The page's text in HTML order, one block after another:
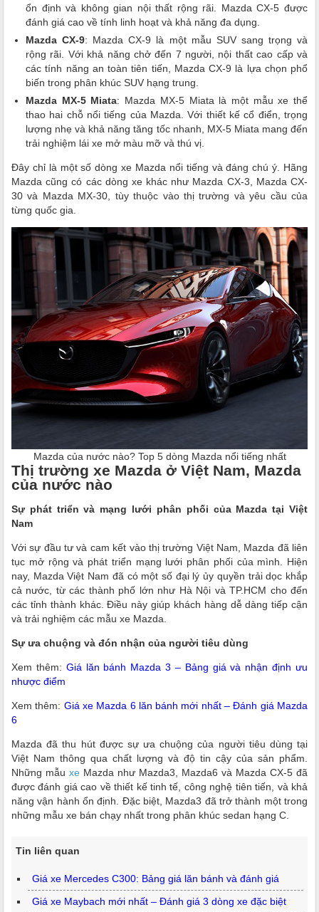
ổn định và không gian nội thất rộng rãi. Mazda CX-5 được
đánh giá cao về tính linh hoạt và khả năng đa dụng.
Mazda CX-9: Mazda CX-9 là một mẫu SUV sang trọng và
rộng rãi. Với khả năng chở đến 7 người, nội thất cao cấp và
các tính năng an toàn tiên tiến, Mazda CX-9 là lựa chọn phổ
biến trong phân khúc SUV hạng trung.
Mazda MX-5 Miata: Mazda MX-5 Miata là một mẫu xe thể
thao hai chỗ nổi tiếng của Mazda. Với thiết kế cổ điển, trọng
lượng nhẹ và khả năng tăng tốc nhanh, MX-5 Miata mang đến
trải nghiệm lái xe mở màu mỡ và thú vị.
Đây chỉ là một số dòng xe Mazda nổi tiếng và đáng chú ý. Hãng
Mazda cũng có các dòng xe khác như Mazda CX-3, Mazda CX-
30 và Mazda MX-30, tùy thuộc vào thị trường và yêu cầu của
từng quốc gia.
Mazda của nước nào? Top 5 dòng Mazda nổi tiếng nhất
Thị trường xe Mazda ở Việt Nam, Mazda
của nước nào
Sự phát triển và mạng lưới phân phối của Mazda tại Việt
Nam
Với sự đầu tư và cam kết vào thị trường Việt Nam, Mazda đã liên
tục mở rộng và phát triển mạng lưới phân phối của mình. Hiện
nay, Mazda Việt Nam đã có một số đại lý ủy quyền trải dọc khắp
cả nước, từ các thành phố lớn như Hà Nội và TP.HCM cho đến
các tỉnh thành khác. Điều này giúp khách hàng dễ dàng tiếp cận
và trải nghiệm các mẫu xe Mazda.
Sự ưa chuộng và đón nhận của người tiêu dùng
Xem thêm: Giá lăn bánh Mazda 3 – Bảng giá và nhận định ưu
nhược điểm
Xem thêm: Giá xe Mazda 6 lăn bánh mới nhất – Đánh giá Mazda
6
Mazda đã thu hút được sự ưa chuộng của người tiêu dùng tại
Việt Nam thông qua chất lượng và độ tin cậy của sản phẩm.
Những mẫu xe Mazda như Mazda3, Mazda6 và Mazda CX-5 đã
được đánh giá cao về thiết kế tinh tế, công nghệ tiên tiến, và khả
năng vận hành ổn định. Đặc biệt, Mazda3 đã trở thành một trong
những mẫu xe bán chạy nhất trong phân khúc sedan hạng C.
Tin liên quan
Giá xe Mercedes C300: Bảng giá lăn bánh và đánh giá
Giá xe Maybach mới nhất – Đánh giá 3 dòng xe đặc biệt